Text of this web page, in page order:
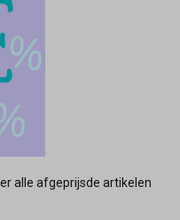
alle afgeprijsde artikelen